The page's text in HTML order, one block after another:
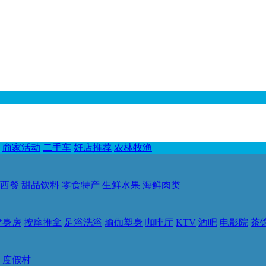
商家活动 二手车 好店推荐 农林牧渔
餐 甜品饮料 零食特产 生鲜水果 海鲜肉类
身房 按摩推拿 足浴洗浴 瑜伽塑身 咖啡厅 KTV 酒吧 电影院 茶
度假村